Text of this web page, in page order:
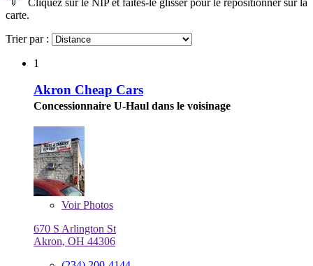
carte.
Trier par :
1
Akron Cheap Cars
Concessionnaire U-Haul dans le voisinage
VoirPhotos
670 S Arlington St
Akron, OH 44306